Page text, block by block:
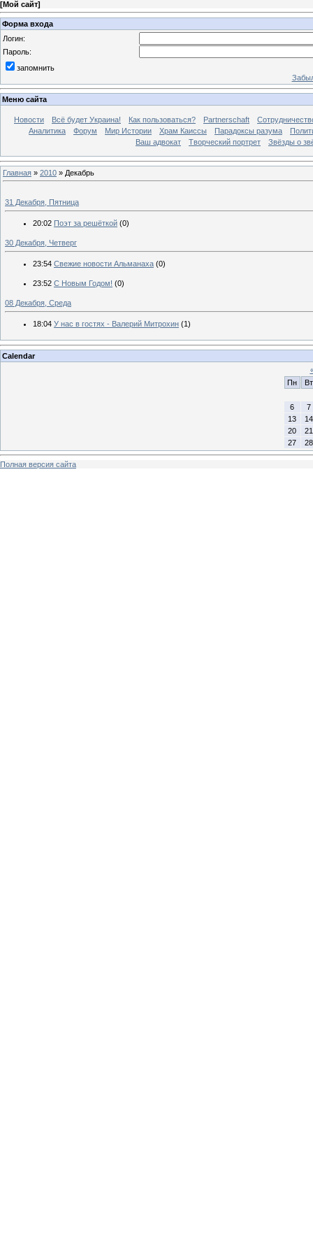
[Мой сайт]
Форма входа
Логин:
Пароль:
запомнить
Меню сайта
Новости Всё будет Украина! Как пользоваться? Partnerschaft
Аналитика
Форум Мир Истории Храм Каиссы Парадоксы разума
Ваш адвокат
Творческий портрет Звёзды о
Главная » 2010 » Декабрь
31 Декабря, Пятница
20:02 Поэт за решёткой (0)
30 Декабря, Четверг
23:54 Свежие новости Альманаха (0)
23:52 С Новым Годом! (0)
08 Декабря, Среда
18:04 У нас в гостях - Валерий Митрохин (1)
Calendar
Пн
Вт
6
7
13
14
20
21
27
28
Полная версия сайта